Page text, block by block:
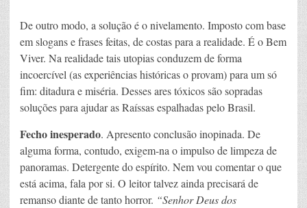
De outro modo, a solução é o nivelamento. Imposto com base
em slogans e frases feitas, de costas para a realidade. É o Bem
Viver. Na realidade tais utopias conduzem de forma
incoercível (as experiências históricas o provam) para um só
fim: ditadura e miséria. Desses ares tóxicos são sopradas
soluções para ajudar as Raíssas espalhadas pelo Brasil.
Fecho inesperado. Apresento conclusão inopinada. De
alguma forma, contudo, exigem-na o impulso de limpeza de
panoramas. Detergente do espírito. Nem vou comentar o que
está acima, fala por si. O leitor talvez ainda precisará de
remanso diante de tanto horror. “Senhor Deus dos